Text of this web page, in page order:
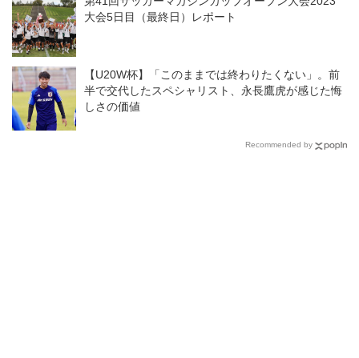
大会5日目（最終日）レポート
【U20W杯】「このままでは終わりたくない」。前
半で交代したスペシャリスト、永長鷹虎が感じた悔
しさの価値
Recommended by